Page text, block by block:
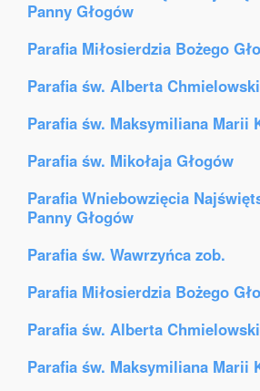
Panny Głogów
Parafia Miłosierdzia Bożego
Parafia św. Alberta
Parafia św. Maksymiliana Marii
Parafia św. Mikołaja Głogów
Parafia Wniebowzięcia
Panny Głogów
Parafia św. Wawrzyńca zob.
Parafia Miłosierdzia Bożego
Parafia św. Alberta
Parafia św. Maksymiliana Marii